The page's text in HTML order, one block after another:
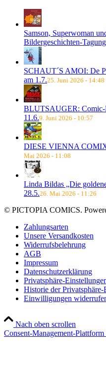
Samson, Superwoman
Bildergeschichten-
SCHAUT´S AMOI: De
am 1.7.25. Juni 2026 - 14:48
BLUTSAUGER: Comic-
11.6.9. Juni 2026 - 10:57
DIESE VIENNA
Mai 2026 - 11:08
Linda Bildas „Die
28.5.26. Mai 2026 - 11:26
© PICTOPIA COMICS.
Zahlungsarten
Unsere Versandkosten
Widerrufsbelehrung
AGB
Impressum
Datenschutzerklärung
Privatsphäre-
Historie der Privatsphäre-
Einwilligungen
Nach oben scrollen
Consent-Management-